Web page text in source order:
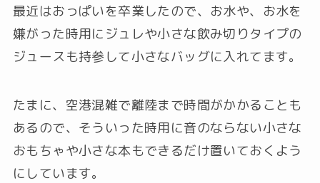
最近はおっぱいを卒業したので、お水や、お水を
嫌がった時用にジュレや小さな飲み切りタイプの
ジュースも持参して小さなバッグに入れてます。
たまに、空港混雑で離陸まで時間がかかることも
あるので、そういった時用に音のならない小さな
おもちゃや小さな本もできるだけ置いておくよう
にしています。